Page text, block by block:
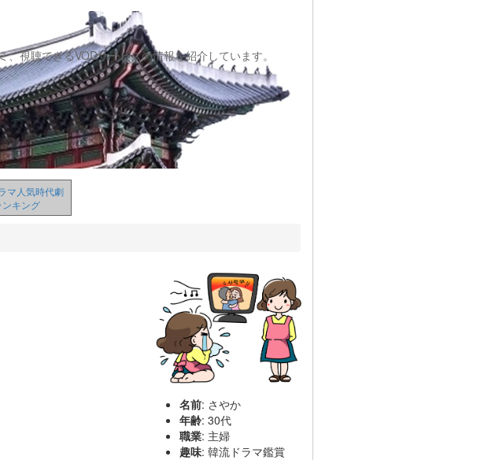
視聴できるVODサービスの情報を紹介しています。
マ人気時代劇
ンキング
名前: さやか
年齢: 30代
職業: 主婦
趣味: 韓流ドラマ鑑賞